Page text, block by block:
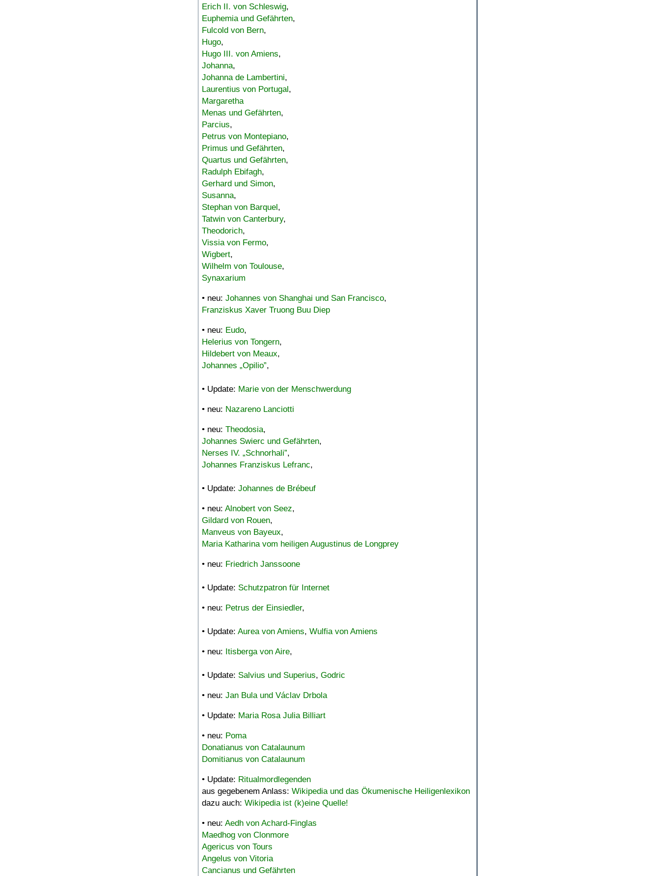
Erich II. von Schleswig,
Euphemia und Gefährten,
Fulcold von Bern,
Hugo,
Hugo III. von Amiens,
Johanna,
Johanna de Lambertini,
Laurentius von Portugal,
Margaretha
Menas und Gefährten,
Parcius,
Petrus von Montepiano,
Primus und Gefährten,
Quartus und Gefährten,
Radulph Ebifagh,
Gerhard und Simon,
Susanna,
Stephan von Barquel,
Tatwin von Canterbury,
Theodorich,
Vissia von Fermo,
Wigbert,
Wilhelm von Toulouse,
Synaxarium
• neu: Johannes von Shanghai und San Francisco,
Franziskus Xaver Truong Buu Diep
• neu: Eudo,
Helerius von Tongern,
Hildebert von Meaux,
Johannes „Opilio”,
• Update: Marie von der Menschwerdung
• neu: Nazareno Lanciotti
• neu: Theodosia,
Johannes Swierc und Gefährten,
Nerses IV. „Schnorhali”,
Johannes Franziskus Lefranc,
• Update: Johannes de Brébeuf
• neu: Alnobert von Seez,
Gildard von Rouen,
Manveus von Bayeux,
Maria Katharina vom heiligen Augustinus de Longprey
• neu: Friedrich Janssoone
• Update: Schutzpatron für Internet
• neu: Petrus der Einsiedler,
• Update: Aurea von Amiens, Wulfia von Amiens
• neu: Itisberga von Aire,
• Update: Salvius und Superius, Godric
• neu: Jan Bula und Václav Drbola
• Update: Maria Rosa Julia Billiart
• neu: Poma
Donatianus von Catalaunum
Domitianus von Catalaunum
• Update: Ritualmordlegenden
aus gegebenem Anlass: Wikipedia und das Ökumenische Heiligenlexikon
dazu auch: Wikipedia ist (k)eine Quelle!
• neu: Aedh von Achard-Finglas
Maedhog von Clonmore
Agericus von Tours
Angelus von Vitoria
Cancianus und Gefährten